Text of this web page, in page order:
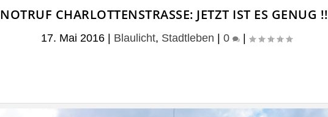
NOTRUF CHARLOTTENSTRASSE: JETZT IST ES GENUG !!!
17. Mai 2016| Blaulicht, Stadtleben 0 |